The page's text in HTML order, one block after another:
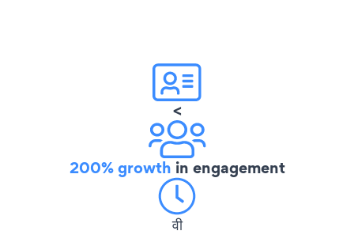
<
200% growth in engagement
वी